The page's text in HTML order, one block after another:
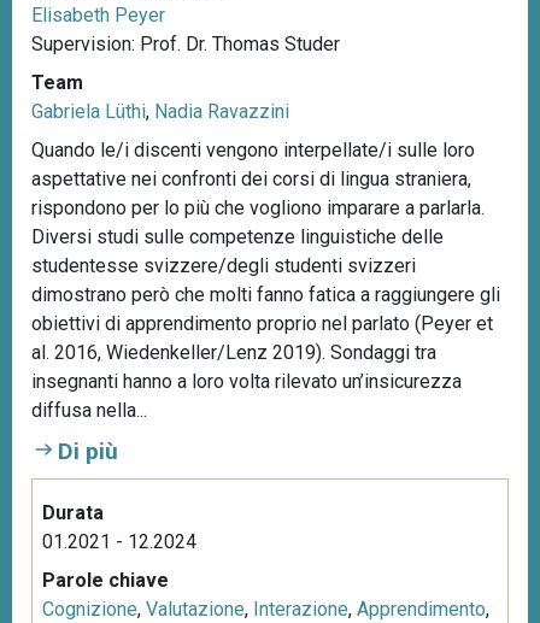
Elisabeth Peyer
Supervision: Prof. Dr. Thomas Studer
Team
Gabriela Lüthi, Nadia Ravazzini
Quando le/i discenti vengono interpellate/i sulle loro
aspettative nei confronti dei corsi di lingua straniera,
rispondono per lo più che vogliono imparare a parlarla.
Diversi studi sulle competenze linguistiche delle
studentesse svizzere/degli studenti svizzeri
dimostrano però che molti fanno fatica a raggiungere gli
obiettivi di apprendimento proprio nel parlato (Peyer et
al. 2016, Wiedenkeller/Lenz 2019). Sondaggi tra
insegnanti hanno a loro volta rilevato un’insicurezza
diffusa nella...
Di più
Durata
01.2021 - 12.2024
Parole chiave
Cognizione, Valutazione, Interazione, Apprendimento,